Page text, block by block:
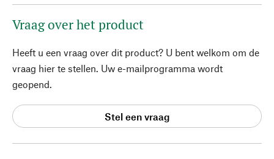
Vraag over het product
Heeft u een vraag over dit product? U bent welkom om de
vraag hier te stellen. Uw e-mailprogramma wordt
geopend.
Stel een vraag